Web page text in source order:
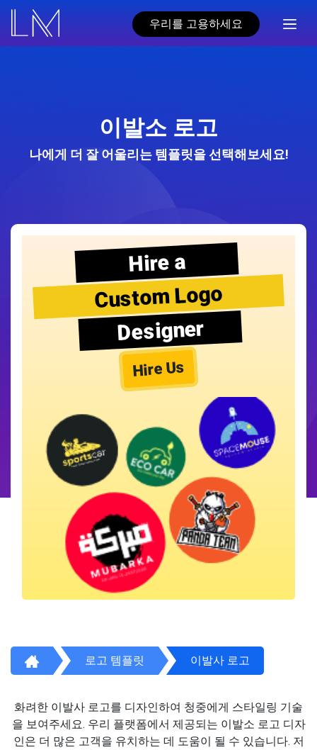
우리를 고용하세요
이발소 로고
나에게 더 잘 어울리는 템플릿을 선택해보세요!
Hire a
Custom Logo
Designer
Hire Us
로고 템플릿 이발사 로고
화려한 이발사 로고를 디자인하여 청중에게 스타일링 기술
을 보여주세요. 우리 플랫폼에서 제공되는 이발소 로고 디자
인은 더 많은 고객을 유치하는 데 도움이 될 수 있습니다. 저